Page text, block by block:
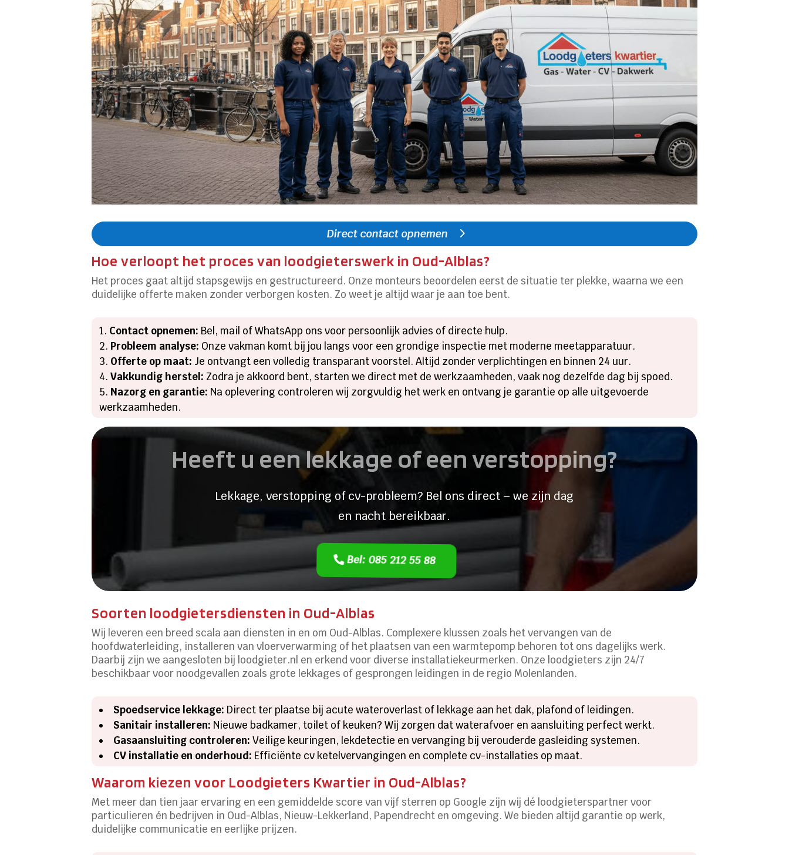
Direct contact opnemen
Hoe verloopt het proces van loodgieterswerk in Oud-Alblas?
Het proces gaat altijd stapsgewijs en gestructureerd. Onze monteurs beoordelen eerst de situatie ter plekke, waarna we een
duidelijke offerte maken zonder verborgen kosten. Zo weet je altijd waar je aan toe bent.
Contact opnemen: Bel, mail of WhatsApp ons voor persoonlijk advies of directe hulp.
Probleem analyse: Onze vakman komt bij jou langs voor een grondige inspectie met moderne meetapparatuur.
Offerte op maat: Je ontvangt een volledig transparant voorstel. Altijd zonder verplichtingen en binnen 24 uur.
Vakkundig herstel: Zodra je akkoord bent, starten we direct met de werkzaamheden, vaak nog dezelfde dag bij spoed.
Nazorg en garantie: Na oplevering controleren wij zorgvuldig het werk en ontvang je garantie op alle uitgevoerde
werkzaamheden.
Heeft u een lekkage of een verstopping?
Lekkage, verstopping of cv-probleem? Bel ons direct – we zijn dag
en nacht bereikbaar.
Bel: 085 212 55 88
Soorten loodgietersdiensten in Oud-Alblas
Wij leveren een breed scala aan diensten in en om Oud-Alblas. Complexere klussen zoals het vervangen van de
hoofdwaterleiding, installeren van vloerverwarming of het plaatsen van een warmtepomp behoren tot ons dagelijks werk.
Daarbij zijn we aangesloten bij loodgieter.nl en erkend voor diverse installatiekeurmerken. Onze loodgieters zijn 24/7
beschikbaar voor noodgevallen zoals grote lekkages of gesprongen leidingen in de regio Molenlanden.
Spoedservice lekkage: Direct ter plaatse bij acute wateroverlast of lekkage aan het dak, plafond of leidingen.
Sanitair installeren: Nieuwe badkamer, toilet of keuken? Wij zorgen dat waterafvoer en aansluiting perfect werkt.
Gasaansluiting controleren: Veilige keuringen, lekdetectie en vervanging bij verouderde gasleiding systemen.
CV installatie en onderhoud: Efficiënte cv ketelvervangingen en complete cv-installaties op maat.
Waarom kiezen voor Loodgieters Kwartier in Oud-Alblas?
Met meer dan tien jaar ervaring en een gemiddelde score van vijf sterren op Google zijn wij dé loodgieterspartner voor
particulieren én bedrijven in Oud-Alblas, Nieuw-Lekkerland, Papendrecht en omgeving. We bieden altijd garantie op werk,
duidelijke communicatie en eerlijke prijzen.